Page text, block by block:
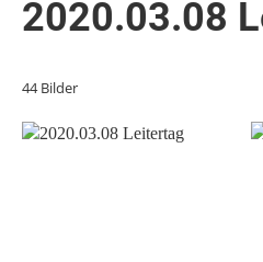
2020.03.08
44 Bilder